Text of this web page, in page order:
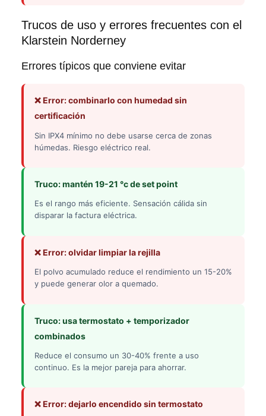
Trucos de uso y errores frecuentes con el
Klarstein Norderney
Errores típicos que conviene evitar
❌ Error: combinarlo con humedad sin
certificación
Sin IPX4 mínimo no debe usarse cerca de zonas
húmedas. Riesgo eléctrico real.
Truco: mantén 19-21 °c de set point
Es el rango más eficiente. Sensación cálida sin
disparar la factura eléctrica.
❌ Error: olvidar limpiar la rejilla
El polvo acumulado reduce el rendimiento un 15-20%
y puede generar olor a quemado.
Truco: usa termostato + temporizador
combinados
Reduce el consumo un 30-40% frente a uso
continuo. Es la mejor pareja para ahorrar.
❌ Error: dejarlo encendido sin termostato